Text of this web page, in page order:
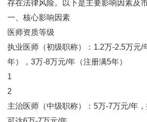
存在法律风险。以下是主要影响因素及
一、核心影响因素
‌医师资质等级‌
执业医师（初级职称）：1.2万-2.5万元/
年），3万-8万元/年（注册满5年）‌
1
2
主治医师（中级职称）：5万-7万元/年